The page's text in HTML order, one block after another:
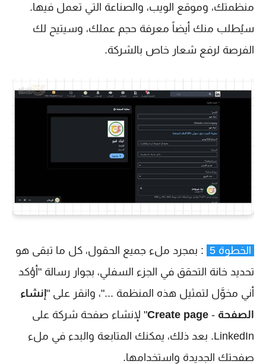
منظمتك، وموقع الويب، والصناعة التي تعمل فيها.
سيُطلب منك أيضاً معرفة حجم عملك، وسيتيح لك
الفرصة لرفع شعار خاص بالشركة.
الخطوة 5
: بمجرد ملء جميع الحقول، كل ما تبقى هو
تحديد خانة التحقق في الجزء السفلي، بجوار رسالة "أؤكد
أني مخوَّل لتمثيل هذه المنظمة ..."، وانقر على "إنشاء
الصفحة -
Create page" لإنشاء صفحة شركة على
LinkedIn. بعد ذلك، يمكنك المتابعة والبدء في ملء
صفحتك الجديدة واستخدامها.